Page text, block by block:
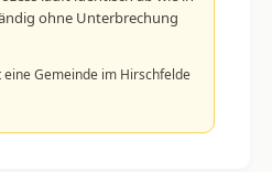
ohne Unterbrechung
Gemeinde im Hirschfelde